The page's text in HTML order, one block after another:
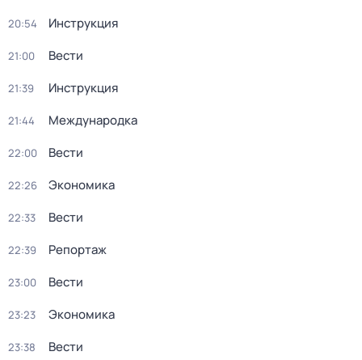
20:54 Инструкция
21:00 Вести
21:39 Инструкция
21:44 Международка
22:00 Вести
22:26 Экономика
22:33 Вести
22:39 Репортаж
23:00 Вести
23:23 Экономика
23:38 Вести